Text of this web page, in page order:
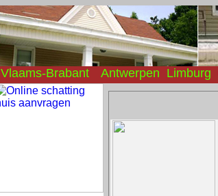
Vlaams-Brabant Antwerpen Limburg